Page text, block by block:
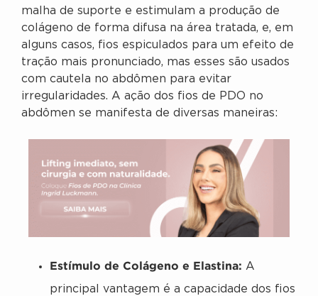
malha de suporte e estimulam a produção de
colágeno de forma difusa na área tratada, e, em
alguns casos, fios espiculados para um efeito de
tração mais pronunciado, mas esses são usados
com cautela no abdômen para evitar
irregularidades. A ação dos fios de PDO no
abdômen se manifesta de diversas maneiras:
Estímulo de Colágeno e Elastina: A
principal vantagem é a capacidade dos fios